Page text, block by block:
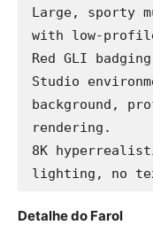
Large, sporty
with low-
Red GLI
Studio
background,
rendering.
8K
lighting, no
Detalhe do Farol